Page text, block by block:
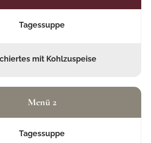
Tagessuppe
mit Kohlzuspeise
Menü 2
Tagessuppe